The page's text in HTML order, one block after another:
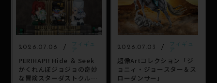
2026.07.06
フィギュ
ア
PERIHAPI! Hide ＆ Seek
かくれんぼジョジョの奇妙
な冒険スターダストクルセ
2026.07.03
フィギュ
ア
超像Artコレクション「ジ
ョニィ・ジョースター＆ス
ローダンサー」